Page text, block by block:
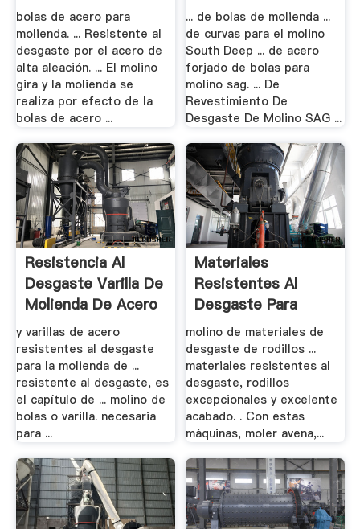
bolas de acero para
molienda. ... Resistente al
desgaste por el acero de
alta aleación. ... El molino
gira y la molienda se
realiza por efecto de la
bolas de acero ...
... de bolas de molienda ...
de curvas para el molino
South Deep ... de acero
forjado de bolas para
molino sag. ... De
Revestimiento De
Desgaste De Molino SAG ...
Resistencia Al
Desgaste Varilla De
Molienda De Acero
y varillas de acero
resistentes al desgaste
para la molienda de ...
resistente al desgaste, es
el capítulo de ... molino de
bolas o varilla. necesaria
para ...
Materiales
Resistentes Al
Desgaste Para
Molinos .
molino de materiales de
desgaste de rodillos ...
materiales resistentes al
desgaste, rodillos
excepcionales y excelente
acabado. . Con estas
máquinas, moler avena,...